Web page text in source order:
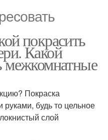
покрасить
Какой
межкомнатные
Покраска
будь то цельное
слой